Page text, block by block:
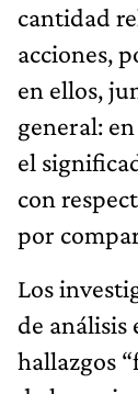
cantidad
acciones,
en ellos,
general:
el
con
por
Los
de análisis
hallazgos